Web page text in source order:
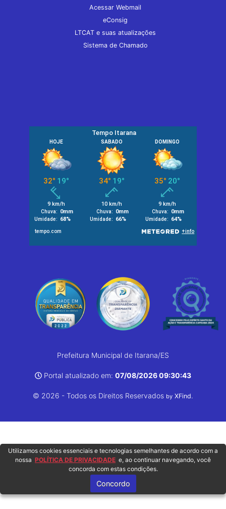
Acessar Webmail
eConsig
LTCAT e suas atualizações
Sistema de Chamado
Prefeitura Municipal de Itarana/ES
Portal atualizado em: 07/08/2026 09:30:43
© 2026 - Todos os Direitos Reservados by XFind.
Utilizamos cookies essenciais e tecnologias semelhantes de acordo com a
nossa POLÍTICA DE PRIVACIDADE e, ao continuar navegando, você
concorda com estas condições.
Concordo